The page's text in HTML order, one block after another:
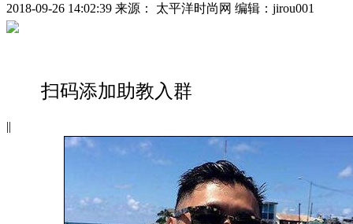
2018-09-26 14:02:39 来源： 太平洋时尚网 编辑：jirou001
扫码添加助教入群
||